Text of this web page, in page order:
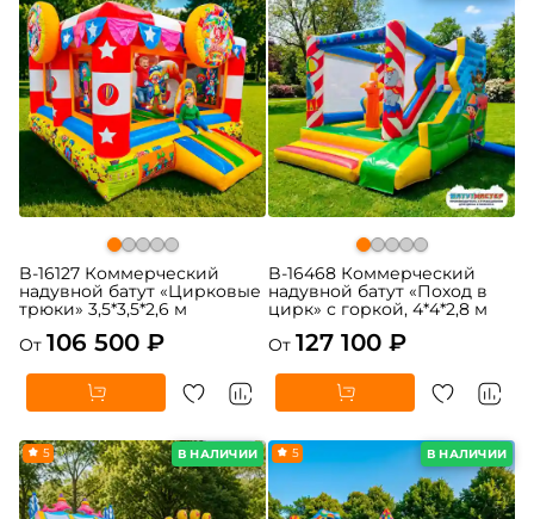
B-16127 Коммерческий
надувной батут «Цирковые
трюки» 3,5*3,5*2,6 м
От 106 500 ₽
B-16468 Коммерческий
надувной батут «Поход в
цирк» с горкой, 4*4*2,8 м
От 127 100 ₽
В НАЛИЧИИ
5 В НАЛИЧИИ
5